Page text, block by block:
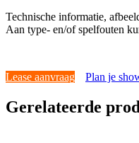
Technische informatie,
Aan type- en/of spelfouten
Lease aanvraag Plan je
Gerelateerde